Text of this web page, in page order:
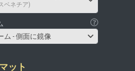
ベネチア)
ム - 側面に鏡像
ット